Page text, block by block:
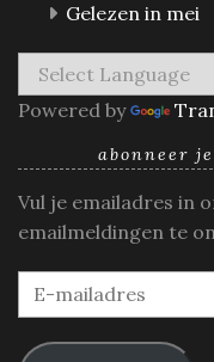
Gelezen in mei
Powered by
abonneer
Vul je emailadres in
emailmeldingen te
E-
mailadres